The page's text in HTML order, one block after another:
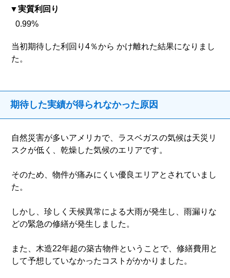
実質利回り
0.99%
当初期待した利回り4％から かけ離れた結果になりまし
た。
期待した実績が得られなかった原因
自然災害が多いアメリカで、ラスベガスの気候は天災リ
スクが低く、乾燥した気候のエリアです。
そのため、物件が痛みにくい優良エリアとされていまし
た。
しかし、珍しく天候異常による大雨が発生し、雨漏りな
どの緊急の修繕が発生しました。
また、木造22年超の築古物件ということで、修繕費用と
して予想していなかったコストがかかりました。